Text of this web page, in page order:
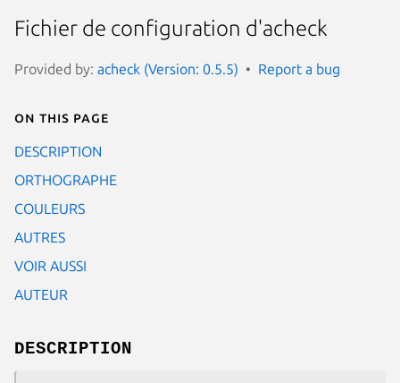
Fichier de configuration d'acheck
Provided by: acheck (Version: 0.5.5) Report a bug
On this page
DESCRIPTION
ORTHOGRAPHE
COULEURS
AUTRES
VOIR AUSSI
AUTEUR
DESCRIPTION